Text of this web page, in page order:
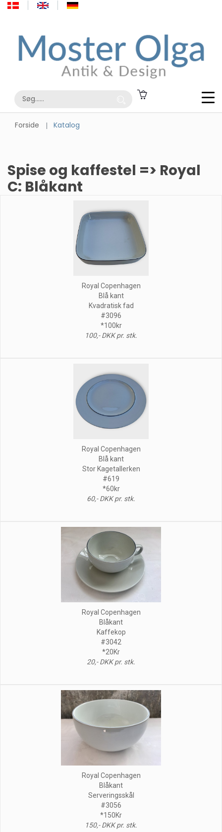
Forside Katalog
Spise og kaffestel => Royal
C: Blåkant
Royal Copenhagen
Blå kant
Kvadratisk fad
#3096
*100kr
100,- DKK pr. stk.
Royal Copenhagen
Blå kant
Stor Kagetallerken
#619
*60kr
60,- DKK pr. stk.
Royal Copenhagen
Blåkant
Kaffekop
#3042
*20Kr
20,- DKK pr. stk.
Royal Copenhagen
Blåkant
Serveringsskål
#3056
*150Kr
150,- DKK pr. stk.